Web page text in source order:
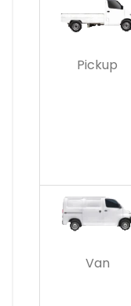
Pickup
Van